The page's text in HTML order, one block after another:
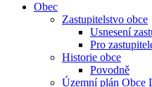
Obec
Zastupitelstvo obce
Usnesení
Pro
Historie obce
Povodně
Územní plán Obce